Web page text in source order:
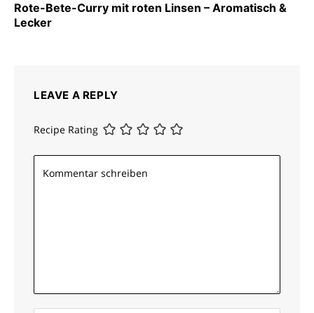
Rote-Bete-Curry mit roten Linsen – Aromatisch &
Lecker
LEAVE A REPLY
Recipe Rating